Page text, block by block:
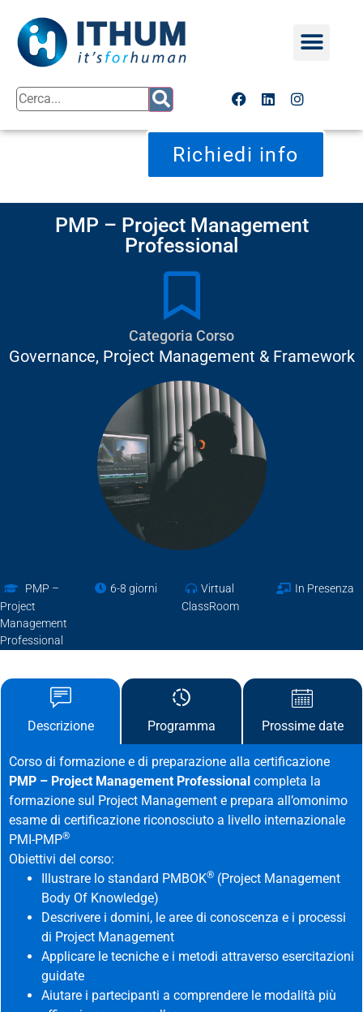
PMP – Project Management
Professional
Categoria Corso
Governance, Project Management & Framework
Richiedi info
PMP –
Project
Management
Professional
6-8 giorni
Virtual
ClassRoom
In Presenza
Descrizione Programma Prossime date
Corso di formazione e di preparazione alla certificazione
PMP – Project Management Professional completa la
formazione sul Project Management e prepara all’omonimo
esame di certificazione riconosciuto a livello internazionale
PMI-PMP®
Obiettivi del corso:
Illustrare lo standard PMBOK® (Project Management
Body Of Knowledge)
Descrivere i domini, le aree di conoscenza e i processi
di Project Management
Applicare le tecniche e i metodi attraverso esercitazioni
guidate
Aiutare i partecipanti a comprendere le modalità più